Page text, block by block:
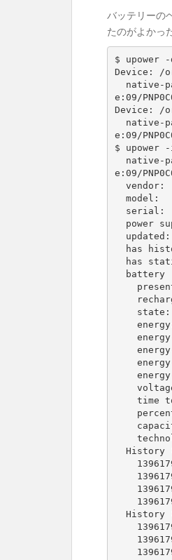
バッテリーの
たのがよかっ
$ upower
Device: /
e:09/
Device: /
e:09/
$ upower
e:09/